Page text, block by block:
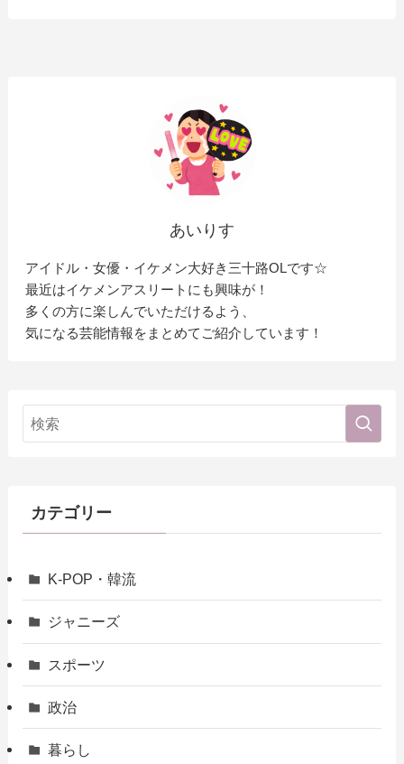
あいりす
アイドル・女優・イケメン大好き三十路OLです☆
最近はイケメンアスリートにも興味が！
多くの方に楽しんでいただけるよう、
気になる芸能情報をまとめてご紹介しています！
カテゴリー
K-POP・韓流
ジャニーズ
スポーツ
政治
暮らし